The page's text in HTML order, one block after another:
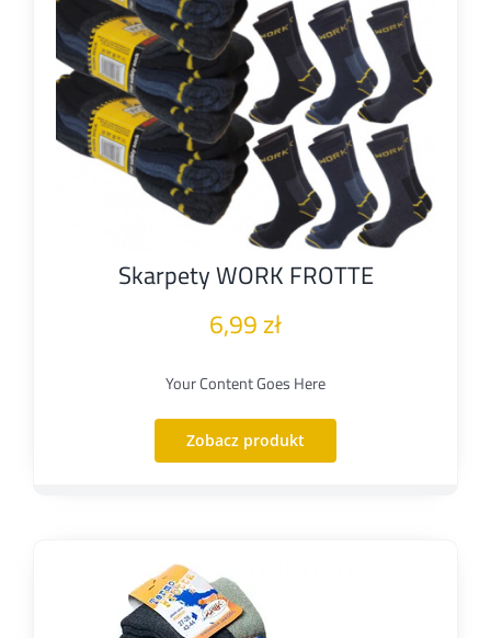
Skarpety WORK FROTTE
6,99zł
Your Content Goes Here
Zobacz produkt